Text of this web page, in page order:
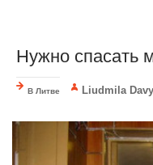
Нужно спасать
В Литве Liudmila